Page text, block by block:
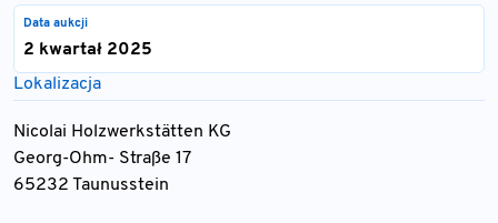
Data aukcji
2 kwartał 2025
Lokalizacja
Nicolai Holzwerkstätten KG
Georg-Ohm- Straße 17
65232 Taunusstein